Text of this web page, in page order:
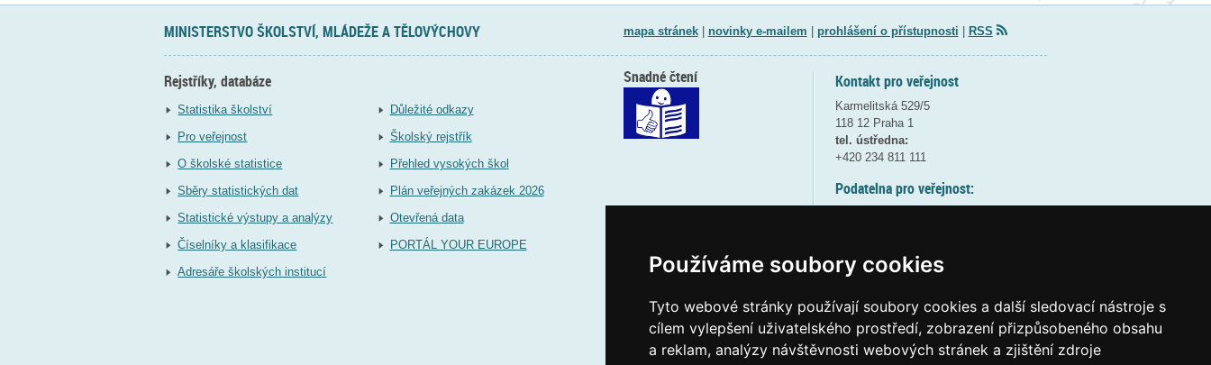
Používáme soubory cookies
Tyto webové stránky používají soubory cookies a další sledovací nástroje s
cílem vylepšení uživatelského prostředí, zobrazení přizpůsobeného obsahu
a reklam, analýzy návštěvnosti webových stránek a zjištění zdroje
MINISTERSTVO ŠKOLSTVÍ, MLÁDEŽE A TĚLOVÝCHOVY mapa stránek| novinky e-mailem prohlášení o přístupnosti RSS
Rejstříky, databáze
Statistika školství
Pro veřejnost
O školské statistice
Sběry statistických dat
Statistické výstupy a analýzy
Číselníky a klasifikace
Adresáře školských institucí
Důležité odkazy
Školský rejstřík
Přehled vysokých škol
Plán veřejných zakázek 2026
Otevřená data
PORTÁL YOUR EUROPE
Kontakt pro veřejnost
Karmelitská 529/5
118 12 Praha 1
tel. ústředna:
+420 234 811 111
Podatelna pro veřejnost:
(více informací
Elektronická podatelna:
posta@msmtgov cz
Snadné čtení